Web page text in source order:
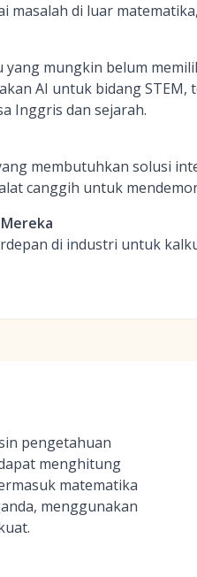
masalah di luar
mungkin belum
AI untuk bidang
Inggris dan sejarah.
membutuhkan solusi
canggih untuk
di industri untuk
pengetahuan
menghitung
matematika
menggunakan